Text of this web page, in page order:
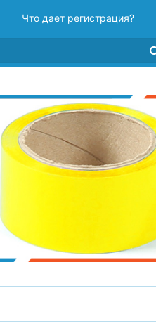
Что дает регистрация?